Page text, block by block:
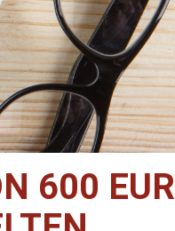
600 EUR